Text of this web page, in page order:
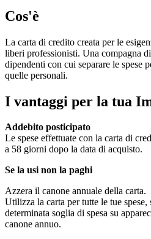
Cos'è
La carta di credito creata per le
liberi professionisti. Una compagna
dipendenti con cui separare le spese
quelle personali.
I vantaggi per la tua
Addebito posticipato
Le spese effettuate con la carta di
a 58 giorni dopo la data di acquisto.
Se la usi non la paghi
Azzera il canone annuale della carta.
Utilizza la carta per tutte le tue
determinata soglia di spesa su
canone annuo.